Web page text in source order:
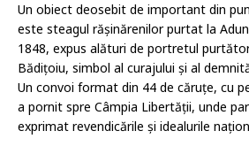
Un obiect deosebit de important din
este steagul rășinărenilor purtat la
1848, expus alături de portretul
Bădițoiu, simbol al curajului și al
Un convoi format din 44 de căruțe, cu
a pornit spre Câmpia Libertății, unde
exprimat revendicările și idealurile